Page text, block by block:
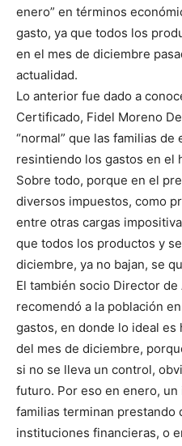
enero” en términos
gasto, ya que todos los
en el mes de diciembre
actualidad.
Lo anterior fue dado a
Certificado, Fidel Moreno
“normal” que las familias de
resintiendo los gastos en el
Sobre todo, porque en el
diversos impuestos, como
entre otras cargas
que todos los productos y
diciembre, ya no bajan, se
El también socio Director de
recomendó a la población
gastos, en donde lo ideal
del mes de diciembre,
si no se lleva un control,
futuro. Por eso en enero,
familias terminan prestando
instituciones financieras, o